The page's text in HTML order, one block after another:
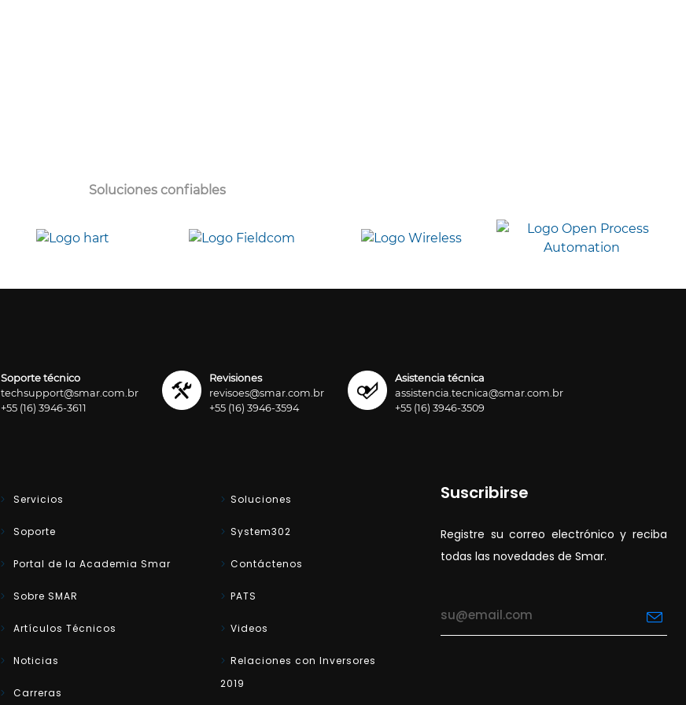
Soluciones confiables
Soporte técnico
techsupport@smar.com.br
+55 (16) 3946-3611
Revisiones
revisoes@smar.com.br
+55 (16) 3946-3594
Asistencia técnica
assistencia.tecnica@smar.com.br
+55 (16) 3946-3509
Servicios
Soporte
Portal de la Academia Smar
Sobre SMAR
Artículos Técnicos
Noticias
Carreras
Soluciones
System302
Contáctenos
PATS
Videos
Relaciones con Inversores
2019
Suscribirse
Registre su correo electrónico y reciba
todas las novedades de Smar.